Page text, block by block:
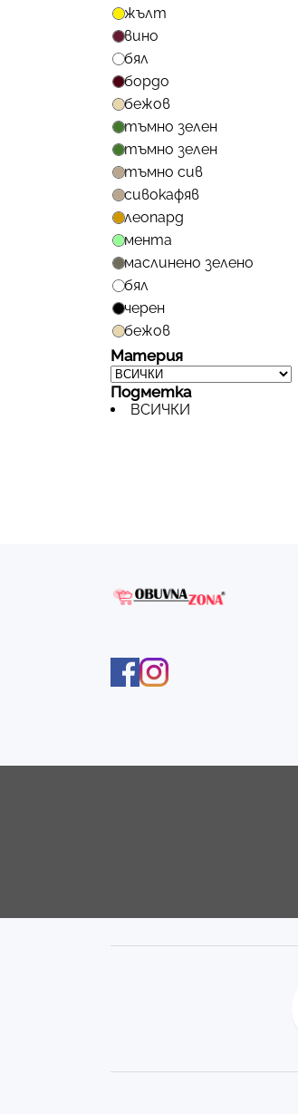
жълт
вино
бял
бордо
бежов
тъмно зелен
тъмно зелен
тъмно сив
сивокафяв
леопард
мента
маслинено зелено
бял
черен
бежов
Материя
Подметка
ВСИЧКИ